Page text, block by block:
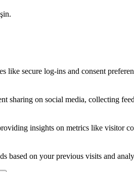
like secure log-ins and consent
sharing on social media, collecting
insights on metrics like visitor
based on your previous visits and